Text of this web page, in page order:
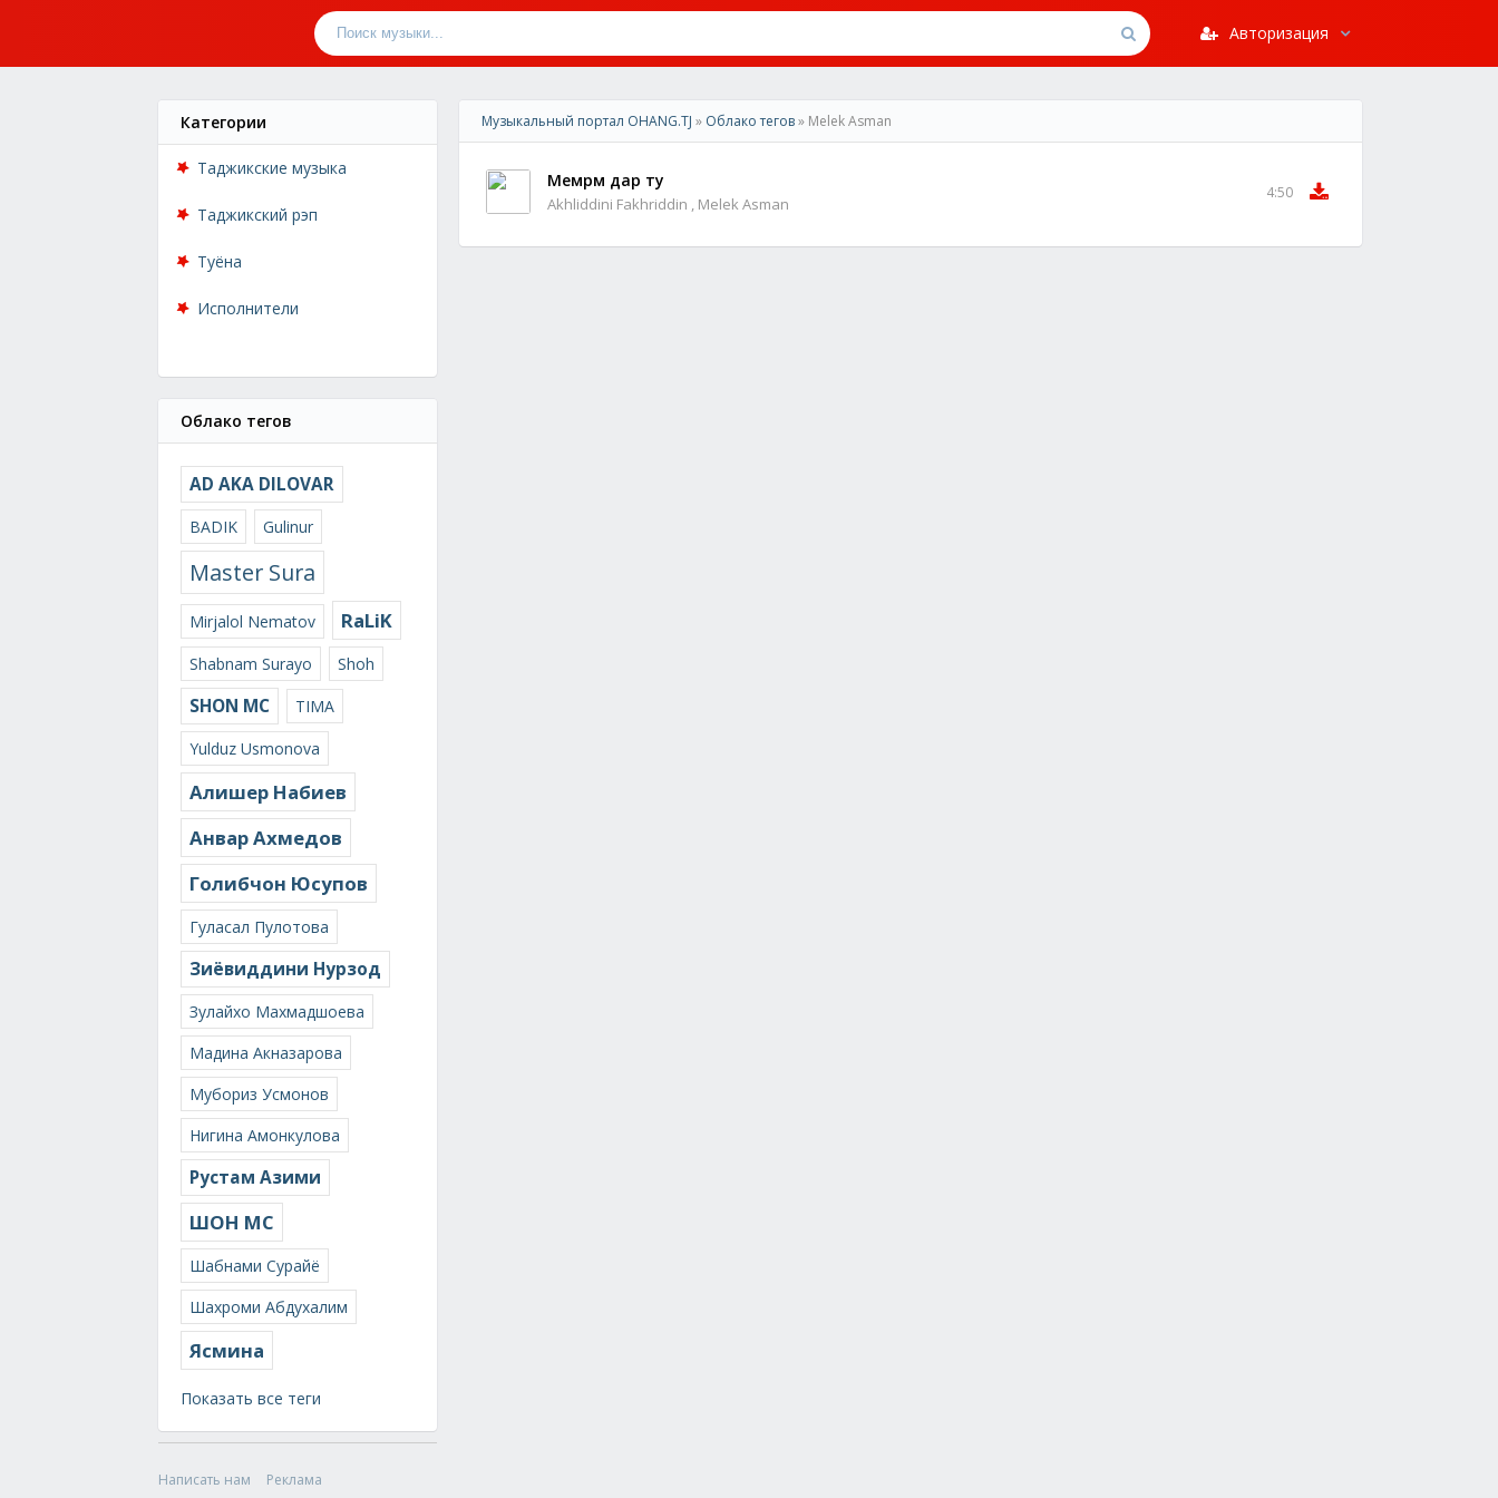
Авторизация
Категории
Таджикские музыка
Таджикский рэп
Туёна
Исполнители
Облако тегов
AD AKA DILOVAR
BADIK Gulinur
Master Sura
Mirjalol Nematov RaLiK
Shabnam Surayo Shoh
SHON MC
TIMA
Yulduz Usmonova
Алишер Набиев
Анвар Ахмедов
Голибчон Юсупов
Гуласал Пулотова
Зиёвиддини Нурзод
Зулайхо Махмадшоева
Мадина Акназарова
Мубориз Усмонов
Нигина Амонкулова
Рустам Азими
ШОН МС
Шабнами Сурайё
Шахроми Абдухалим
Ясмина
Показать все теги
Написать нам
Реклама
Музыкальный портал OHANG.TJ » Облако тегов» Melek Asman
Мемрм дар ту
Akhliddini Fakhriddin , Melek Asman
4:50